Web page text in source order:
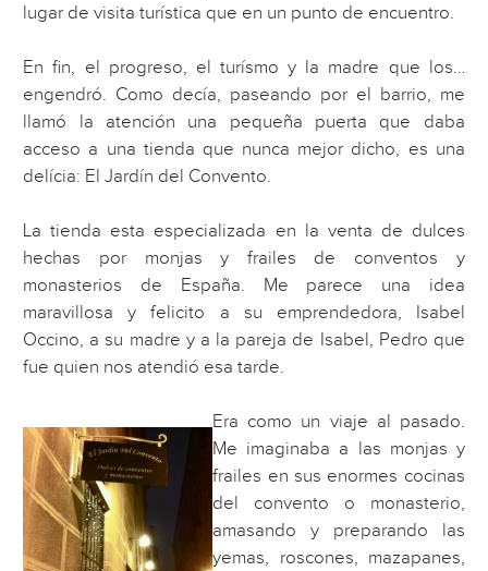
lugar de visita turística que en un punto de encuentro.
En fin, el progreso, el turísmo y la madre que los…
engendró. Como decía, paseando por el barrio, me
llamó la atención una pequeña puerta que daba
acceso a una tienda que nunca mejor dicho, es una
delícia: El Jardín del Convento.
La tienda esta especializada en la venta de dulces
hechas por monjas y frailes de conventos y
monasterios de España. Me parece una idea
maravillosa y felicito a su emprendedora, Isabel
Occino, a su madre y a la pareja de Isabel, Pedro que
fue quien nos atendió esa tarde.
Era como un viaje al pasado.
Me imaginaba a las monjas y
frailes en sus enormes cocinas
del convento o monasterio,
amasando y preparando las
yemas, roscones, mazapanes,